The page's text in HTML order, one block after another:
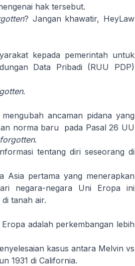
hak tersebut.
? Jangan khawatir, HeyLaw
kepada pemerintah untuk
Data Pribadi (RUU PDP)
.
ancaman pidana yang
norma baru pada Pasal 26 UU
.
tentang diri seseorang di
Asia pertama yang menerapkan
negara-negara Uni Eropa ini
tanah air.
adalah perkembangan lebih
kasus antara Melvin vs
1931 di California.